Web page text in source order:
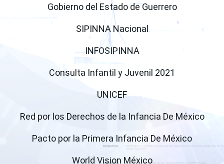
Gobierno del Estado de Guerrero(open a
SIPINNA Nacional(open a new
INFOSIPINNA(open a new window)
Consulta Infantil y Juvenil 2021
UNICEF(open a new window)
Red por los Derechos de la Infancia De México
Pacto por la Primera Infancia De México(open
World Vision México(open a new